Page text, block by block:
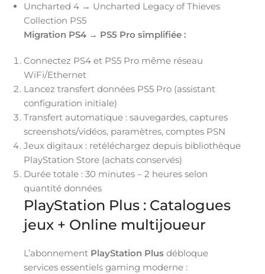
Uncharted 4 → Uncharted Legacy of Thieves
Collection PS5
Migration PS4 → PS5 Pro simplifiée :
Connectez PS4 et PS5 Pro même réseau
WiFi/Ethernet
Lancez transfert données PS5 Pro (assistant
configuration initiale)
Transfert automatique : sauvegardes, captures
screenshots/vidéos, paramètres, comptes PSN
Jeux digitaux : retéléchargez depuis bibliothèque
PlayStation Store (achats conservés)
Durée totale : 30 minutes – 2 heures selon
quantité données
PlayStation Plus : Catalogues
jeux + Online multijoueur
L’abonnement PlayStation Plus débloque
services essentiels gaming moderne :